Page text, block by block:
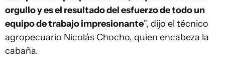
orgullo y es el resultado del esfuerzo de todo un
equipo de trabajo impresionante", dijo el técnico
agropecuario Nicolás Chocho, quien encabeza la
cabaña.